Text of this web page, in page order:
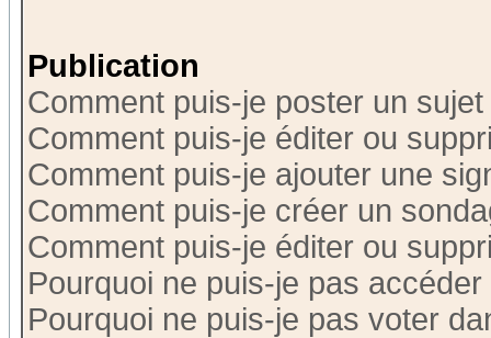
Publication
Comment puis-je poster un
Comment puis-je éditer ou
Comment puis-je ajouter une
Comment puis-je créer un
Comment puis-je éditer ou
Pourquoi ne puis-je pas
Pourquoi ne puis-je pas voter